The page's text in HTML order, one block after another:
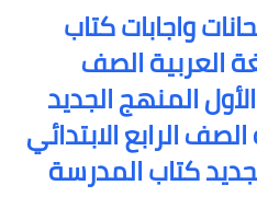
واجابات كتاب
العربية الصف
الأول المنهج الجديد
الرابع الابتدائي
كتاب المدرسة